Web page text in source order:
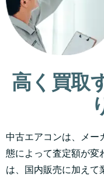
高く買取
中古エアコンは、メー
態によって査定額が変
は、国内販売に加えて